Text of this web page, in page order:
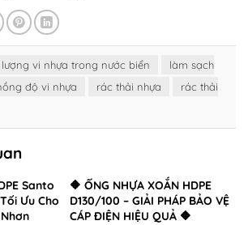
vi nhựa trong nước biển
làm sạch
độ vi nhựa rác thải nhựa
rác thải
Santo
Ưu Cho
🔶 ỐNG NHỰA XOẮN HDPE
D130/100 – GIẢI PHÁP BẢO VỆ
CÁP ĐIỆN HIỆU QUẢ 🔶